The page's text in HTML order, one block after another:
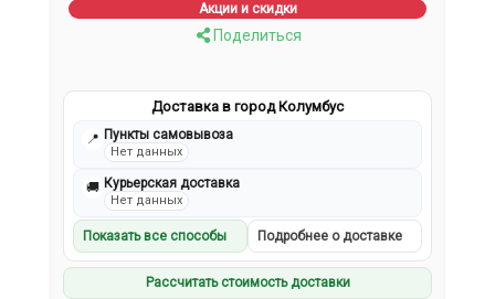
Акции и скидки
Поделиться
Доставка в город Колумбус
📍 Пункты самовывоза
Нет данных
🚚 Курьерская доставка
Нет данных
Показать все способы Подробнее о доставке
Рассчитать стоимость доставки